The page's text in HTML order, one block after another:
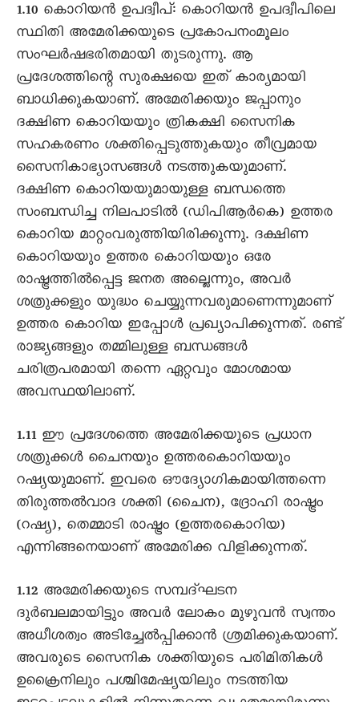
1.10 കൊറിയൻ ഉപദ്വീപ്: കൊറിയൻ ഉപദ്വീപിലെ
സ്ഥിതി അമേരിക്കയുടെ പ്രകോപനംമൂലം
സംഘർഷഭരിതമായി തുടരുന്നു. ആ
പ്രദേശത്തിന്റെ സുരക്ഷയെ ഇത് കാര്യമായി
ബാധിക്കുകയാണ്. അമേരിക്കയും ജപ്പാനും
ദക്ഷിണ കൊറിയയും ത്രികക്ഷി സൈനിക
സഹകരണം ശക്തിപ്പെടുത്തുകയും തീവ്രമായ
സൈനികാഭ്യാസങ്ങൾ നടത്തുകയുമാണ്.
ദക്ഷിണ കൊറിയയുമായുള്ള ബന്ധത്തെ
സംബന്ധിച്ച നിലപാടിൽ (ഡിപിആർകെ) ഉത്തര
കൊറിയ മാറ്റംവരുത്തിയിരിക്കുന്നു. ദക്ഷിണ
കൊറിയയും ഉത്തര കൊറിയയും ഒരേ
രാഷ്ട്രത്തിൽപ്പെട്ട ജനത അല്ലെന്നും, അവർ
ശത്രുക്കളും യുദ്ധം ചെയ്യുന്നവരുമാണെന്നുമാണ്
ഉത്തര കൊറിയ ഇപ്പോൾ പ്രഖ്യാപിക്കുന്നത്. രണ്ട്
രാജ്യങ്ങളും തമ്മിലുള്ള ബന്ധങ്ങൾ
ചരിത്രപരമായി തന്നെ ഏറ്റവും മോശമായ
അവസ്ഥയിലാണ്.
1.11 ഈ പ്രദേശത്തെ അമേരിക്കയുടെ പ്രധാന
ശത്രുക്കൾ ചൈനയും ഉത്തരകൊറിയയും
റഷ്യയുമാണ്. ഇവരെ ഔദ്യോഗികമായിത്തന്നെ
തിരുത്തൽവാദ ശക്തി (ചൈന), ദ്രോഹി രാഷ്ട്രം
(റഷ്യ), തെമ്മാടി രാഷ്ട്രം (ഉത്തരകൊറിയ)
എന്നിങ്ങനെയാണ് അമേരിക്ക വിളിക്കുന്നത്.
1.12 അമേരിക്കയുടെ സമ്പദ്ഘടന
ദുർബലമായിട്ടും അവർ ലോകം മുഴുവൻ സ്വന്തം
അധീശത്വം അടിച്ചേൽപ്പിക്കാൻ ശ്രമിക്കുകയാണ്.
അവരുടെ സൈനിക ശക്തിയുടെ പരിമിതികൾ
ഉക്രൈനിലും പശ്ചിമേഷ്യയിലും നടത്തിയ